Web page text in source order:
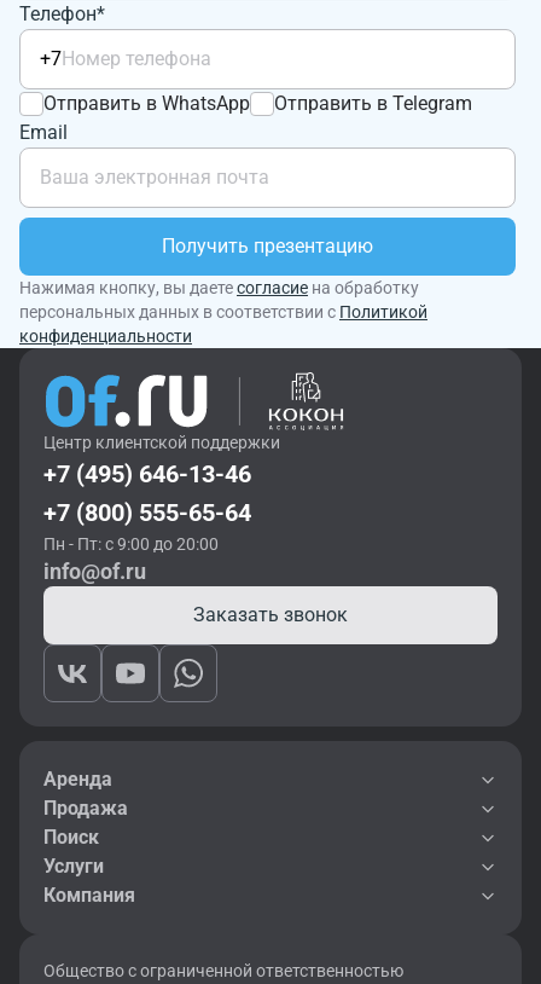
Телефон*
+7
Отправить в WhatsApp
Отправить в Telegram
Email
Получить презентацию
Нажимая кнопку, вы даетесогласие на обработку
персональных данных в соответствии с Политикой
конфиденциальности
Центр клиентской поддержки
+7 (495) 646-13-46
+7 (800) 555-65-64
Пн - Пт: с 9:00 до 20:00
info@of.ru
Заказать звонок
Аренда
Продажа
Поиск
Услуги
Компания
Общество с ограниченной ответственностью